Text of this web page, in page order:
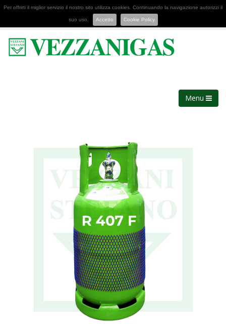
Per offrirti il miglior servizio il nostro sito utilizza cookies. Continuando la navigazione autorizzi il
suo uso. Accetto Cookie Policy
Menu